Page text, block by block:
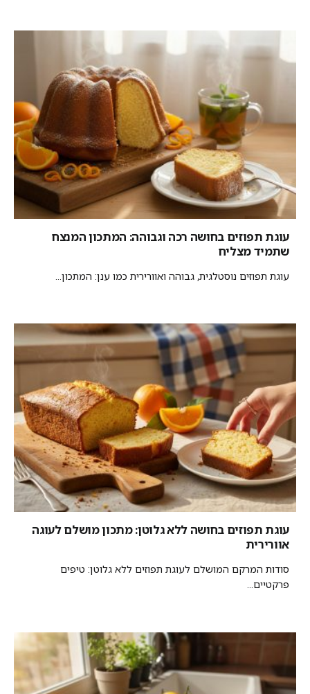
עוגת תפוזים בחושה רכה וגבוהה: המתכון המנצח
שתמיד מצליח
עוגת תפוזים נוסטלגית, גבוהה ואוורירית כמו ענן: המתכון...
עוגת תפוזים בחושה ללא גלוטן: מתכון מושלם לעוגה
אוורירית
סודות המרקם המושלם לעוגת תפוזים ללא גלוטן: טיפים
פרקטיים...